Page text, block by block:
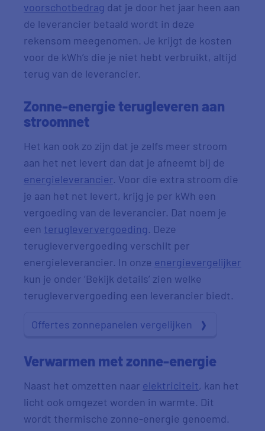
voorschotbedrag dat je door het jaar heen aan
de leverancier betaald wordt in deze
rekensom meegenomen. Je krijgt de kosten
voor de kWh’s die je niet hebt verbruikt, altijd
terug van de leverancier.
Zonne-energie terugleveren aan
stroomnet
Het kan ook zo zijn dat je zelfs meer stroom
aan het net levert dan dat je afneemt bij de
energieleverancier. Voor die extra stroom die
je aan het net levert, krijg je per kWh een
vergoeding van de leverancier. Dat noem je
een terugleververgoeding. Deze
terugleververgoeding verschilt per
energieleverancier. In onze energievergelijker
kun je onder ‘Bekijk details’ zien welke
terugleververgoeding een leverancier biedt.
Offertes zonnepanelen vergelijken
Verwarmen met zonne-energie
Naast het omzetten naar elektriciteit, kan het
licht ook omgezet worden in warmte. Dit
wordt thermische zonne-energie genoemd.